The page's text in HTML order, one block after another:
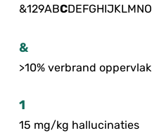
&129ABCDEFGHIJKLMNO
&
>10% verbrand oppervlak
1
15 mg/kg hallucinaties